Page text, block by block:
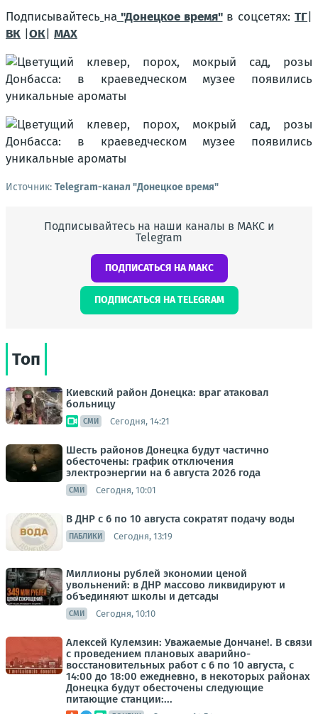
Подписывайтесь на "Донецкое время"в соцсетях:ТГ
ВК ОК МАХ
Источник: Telegram-канал "Донецкое время"
Подписывайтесь на наши каналы в МАКС и
Telegram
ПОДПИСАТЬСЯ НА МАКС
ПОДПИСАТЬСЯ НА TELEGRAM
Топ
Киевский район Донецка: враг атаковал
больницу
СМИ Сегодня, 14:21
Шесть районов Донецка будут частично
обесточены: график отключения
электроэнергии на 6 августа 2026 года
СМИ Сегодня, 10:01
В ДНР с 6 по 10 августа сократят подачу воды
ПАБЛИКИ Сегодня, 13:19
Миллионы рублей экономии ценой
увольнений: в ДНР массово ликвидируют и
объединяют школы и детсады
СМИ Сегодня, 10:10
Алексей Кулемзин: Уважаемые Дончане!. В связи
с проведением плановых аварийно-
восстановительных работ с 6 по 10 августа, с
14:00 до 18:00 ежедневно, в некоторых районах
Донецка будут обесточены следующие
питающие станции:...